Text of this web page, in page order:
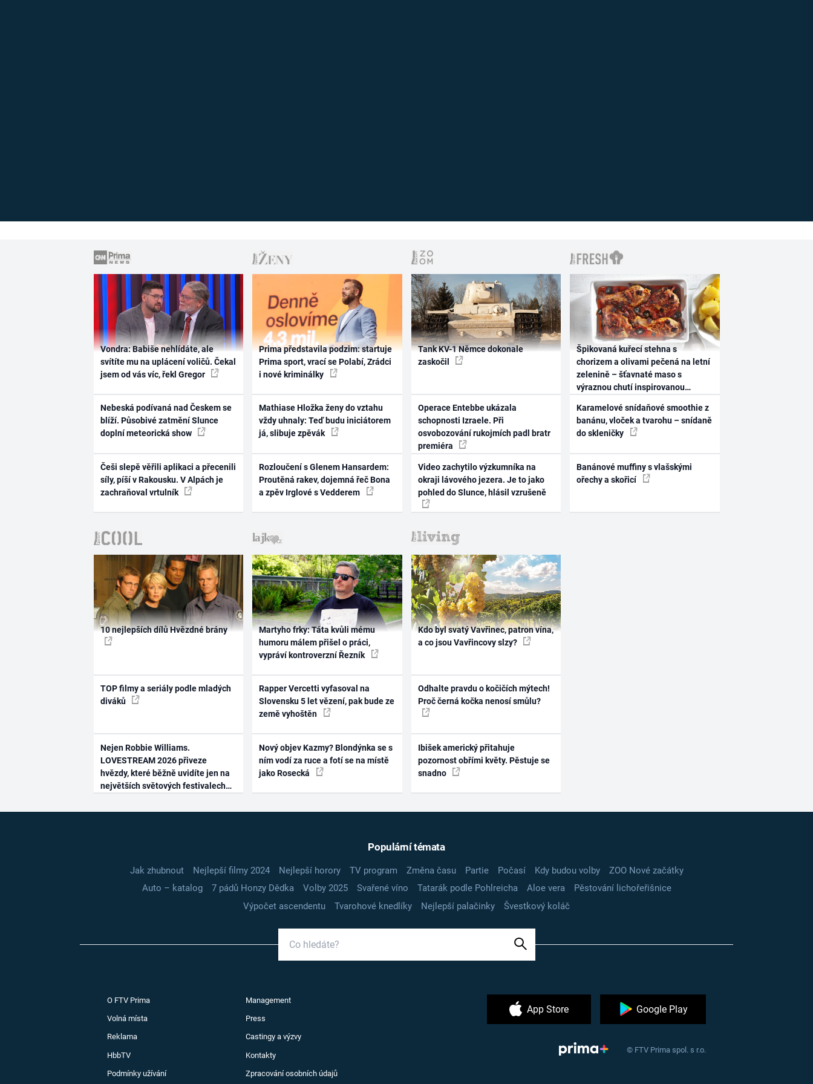
Vondra: Babiše nehlídáte, ale
svítíte mu na uplácení voličů. Čekal
jsem od vás víc, řekl Gregor
Nebeská podívaná nad Českem se
blíží. Působivé zatmění Slunce
doplní meteorická show
Češi slepě věřili aplikaci a přecenili
síly, píší v Rakousku. V Alpách je
zachraňoval vrtulník
Prima představila podzim: startuje
Prima sport, vrací se Polabí, Zrádci
i nové kriminálky
Mathiase Hložka ženy do vztahu
vždy uhnaly: Teď budu iniciátorem
já, slibuje zpěvák
Rozloučení s Glenem Hansardem:
Proutěná rakev, dojemná řeč Bona
a zpěv Irglové s Vedderem
Tank KV-1 Němce dokonale
zaskočil
Operace Entebbe ukázala
schopnosti Izraele. Při
osvobozování rukojmích padl bratr
premiéra
Video zachytilo výzkumníka na
okraji lávového jezera. Je to jako
pohled do Slunce, hlásil vzrušeně
Špikovaná kuřecí stehna s
chorizem a olivami pečená na letní
zelenině – šťavnaté maso s
výraznou chutí inspirovanou
Karamelové snídaňové smoothie z
banánu, vloček a tvarohu – snídaně
do skleničky
Banánové muffiny s vlašskými
ořechy a skořicí
10 nejlepších dílů Hvězdné brány
TOP filmy a seriály podle mladých
diváků
Nejen Robbie Williams.
LOVESTREAM 2026 přiveze
hvězdy, které běžně uvidíte jen na
největších světových festivalech
Martyho frky: Táta kvůli mému
humoru málem přišel o práci,
vypráví kontroverzní Řezník
Rapper Vercetti vyfasoval na
Slovensku 5 let vězení, pak bude ze
země vyhoštěn
Nový objev Kazmy? Blondýnka se s
ním vodí za ruce a fotí se na místě
jako Rosecká
Kdo byl svatý Vavřinec, patron vína,
a co jsou Vavřincovy slzy?
Odhalte pravdu o kočičích mýtech!
Proč černá kočka nenosí smůlu?
Ibišek americký přitahuje
pozornost obřími květy. Pěstuje se
snadno
Populární témata
Jak zhubnout Nejlepší filmy 2024 Nejlepší horory TV program Změna času Partie Počasí Kdy budou volby
ZOO Nové začátky
Auto – katalog
7 pádů Honzy Dědka Volby 2025 Svařené víno Tatarák podle Pohlreicha Aloe vera
Pěstování lichořeřišnice
Výpočet ascendentu
Tvarohové knedlíky Nejlepší palačinky Švestkový koláč
O FTV Prima Management
Volná místa Press
Reklama Castingy a výzvy
HbbTV Kontakty
Podmínky užívání Zpracování osobních údajů
App Store Google Play
© FTV Prima spol. s r.o.